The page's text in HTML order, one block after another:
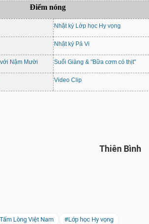
Điểm nóng
Nhật ký Lớp học Hy vọng
Nhật ký Pả Vi
Nậm Mười Suối Giàng & "Bữa cơm có thịt"
Video Clip
Thiên Bình
Lòng Việt Nam
#Lớp học Hy vọng